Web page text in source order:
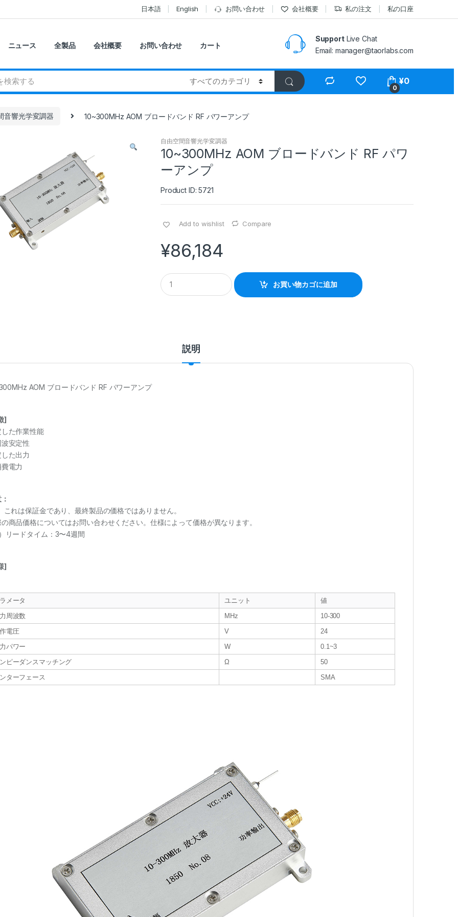
日本語 English お問い合わせ 会社概要 私の注文 私の口座
ニュース 全製品 会社概要 お問い合わせ カート
SupportLive Chat
Email: manager@taorlabs.com
0
¥0
音響光学変調器 10~300MHz AOM ブロードバンド RF パワーアンプ
自由空間音響光学変調器
10~300MHz AOM ブロードバンド RF パワ
ーアンプ
Product ID: 5721
Add to wishlist Compare
¥86,184
Q
u
a
お買い物カゴに追加
説明
AOM ブロードバンド RF パワーアンプ
]
た作業性能
安定性
た出力
電力
これは保証金であり、最終製品の価格ではありません。
商品価格についてはお問い合わせください。仕様によって価格が異なります。
リードタイム：3〜4週間
]
メータ ユニット
値
周波数
MHz
10-300
電圧
V
24
パワー
W
0.1~3
ピーダンスマッチング
Ω
50
ターフェース
SMA